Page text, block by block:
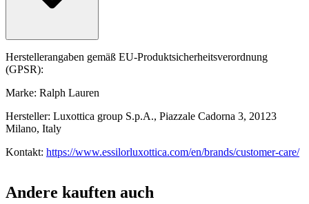
Herstellerangaben gemäß EU-Produktsicherheitsverordnung
(GPSR):
Marke: Ralph Lauren
Hersteller: Luxottica group S.p.A., Piazzale Cadorna 3, 20123
Milano, Italy
Kontakt: https://www.essilorluxottica.com/en/brands/customer-care/
Andere kauften auch